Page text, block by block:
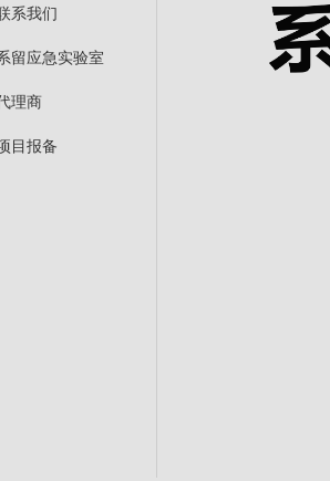
系我们
留应急实验室
理商
目报备